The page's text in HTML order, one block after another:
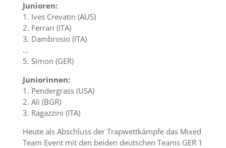
Junioren:
1. Ives Crevatin (AUS)
2. Ferrari (ITA)
3. Dambrosio (ITA)
…
5. Simon (GER)
Juniorinnen:
1. Pendergrass (USA)
2. Ali (BGR)
3. Ragazzini (ITA)
Heute als Abschluss der Trapwettkämpfe das Mixed
Team Event mit den beiden deutschen Teams GER 1